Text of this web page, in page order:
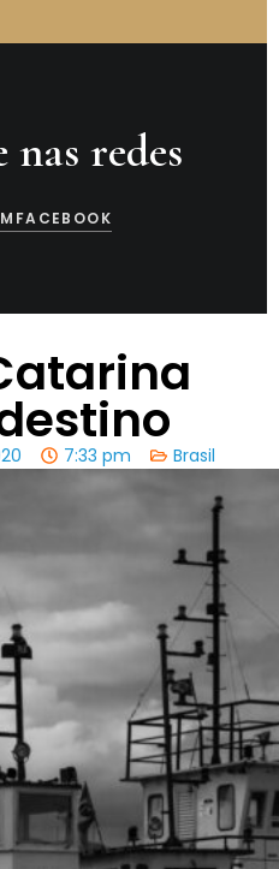
nas redes
FACEBOOK
7:33 pm Brasil